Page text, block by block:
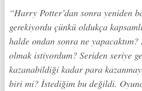
“Harry Potter’dan sonra yeniden
gerekiyordu çünkü oldukça
halde ondan sonra ne
olmak istiyordum? Seriden seriye
kazanabildiği kadar para
biri mi? İstediğim bu değildi.